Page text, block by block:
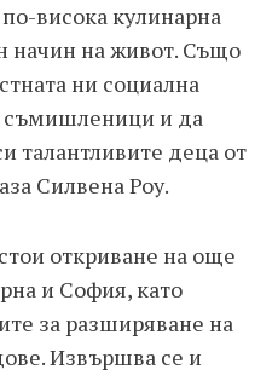
висока кулинарна
начин на живот. Също
ни социална
съмишленици и да
талантливите деца от
Силвена Роу.
откриване на още
и София, като
за разширяване на
Извършва се и